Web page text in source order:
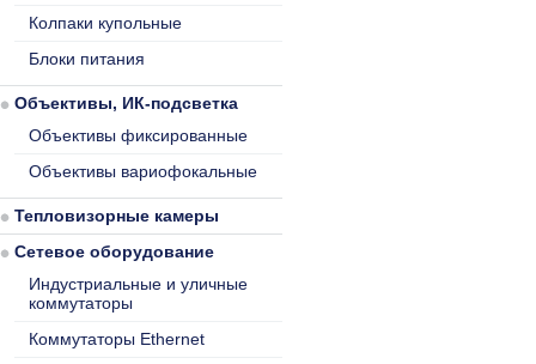
Колпаки купольные
Блоки питания
Объективы, ИК-подсветка
Объективы фиксированные
Объективы вариофокальные
Тепловизорные камеры
Сетевое оборудование
Индустриальные и уличные
коммутаторы
Коммутаторы Ethernet